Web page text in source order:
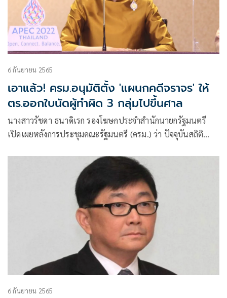
6 กันยายน 2565
เอาแล้ว! ครม.อนุมัติตั้ง 'แผนกคดีจราจร' ให้
ตร.ออกใบนัดผู้ทำผิด 3 กลุ่มไปขึ้นศาล
นางสาวรัชดา ธนาดิเรก รองโฆษกประจำสำนักนายกรัฐมนตรี
เปิดเผยหลังการประชุมคณะรัฐมนตรี (ครม.) ว่า ปัจจุบันสถิติ
สาเหตุส่วนใหญ่มาจากผู้ขับขี่ขาดความรู้ความเข้าใจและวินัยใน
การใช้รถใช้ถนน ไม่เคารพปฏิบัติตามกฎหมายจราจร ไม่เกรง
กลัวต่อบทลงโทษของกฎหมาย
6 กันยายน 2565